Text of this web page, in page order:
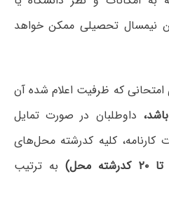
نیمسال تحصیلی ممکن خواهد
داوطلبان‌ در صورت‌ تمایل
کارنامه، کلیه‌ کدرشته‌ محل‌های‌
محل)
به ترتیب‌